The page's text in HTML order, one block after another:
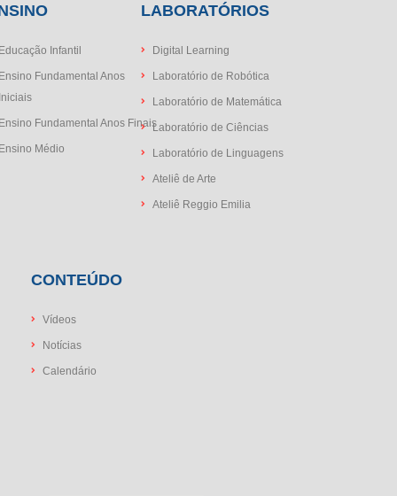
Infantil
Fundamental Anos
Fundamental Anos Finais
Médio
LABORATÓRIOS
Digital Learning
Laboratório de Robótica
Laboratório de Matemática
Laboratório de Ciências
Laboratório de Linguagens
Ateliê de Arte
Ateliê Reggio Emilia
CONTEÚDO
Vídeos
Notícias
Calendário